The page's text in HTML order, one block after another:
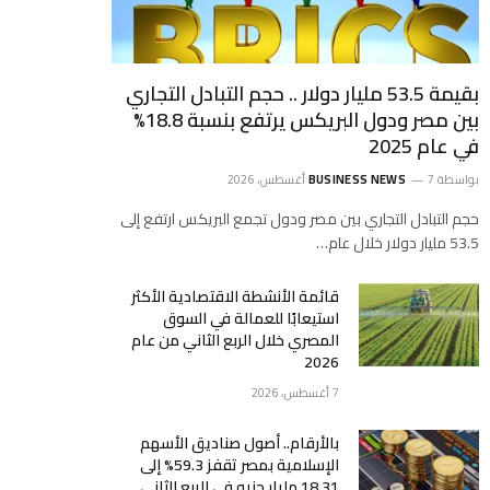
بقيمة 53.5 مليار دولار .. حجم التبادل التجاري
بين مصر ودول البريكس يرتفع بنسبة 18.8%
في عام 2025
بواسطة BUSINESS NEWS 7 أغسطس، 2026
حجم التبادل التجاري بين مصر ودول تجمع البريكس ارتفع إلى
53.5 مليار دولار خلال عام…
قائمة الأنشطة الاقتصادية الأكثر
استيعابًا للعمالة في السوق
المصري خلال الربع الثاني من عام
2026
7 أغسطس، 2026
بالأرقام.. أصول صناديق الأسهم
الإسلامية بمصر تقفز 59.3% إلى